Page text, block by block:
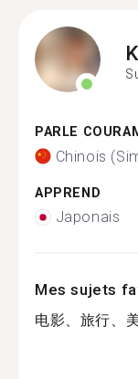
PARLE
Chinois
APPREND
Japonais
Mes sujets
电影、旅行、